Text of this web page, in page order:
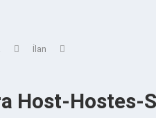
İlan
Host-Hostes-